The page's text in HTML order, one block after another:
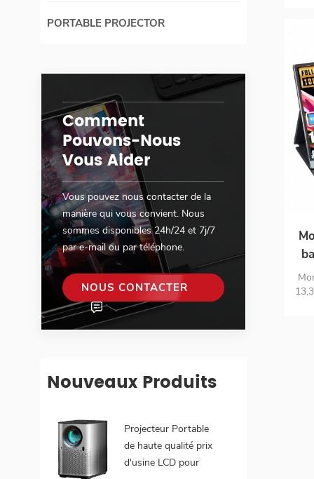
PORTABLE PROJECTOR
Comment
Pouvons-Nous
Vous Aider
Vous pouvez nous contacter de la
manière qui vous convient. Nous
sommes disponibles 24h/24 et 7j/7
par e-mail ou par téléphone.
NOUS CONTACTER
Nouveaux Produits
Projecteur Portable
de haute qualité prix
d'usine LCD pour